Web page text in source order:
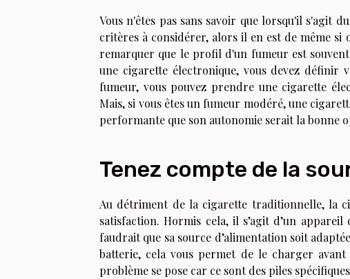
Vous n'êtes pas sans savoir que lorsqu'il s'agit
critères à considérer, alors il en est de même si
remarquer que le profil d'un fumeur est
une cigarette électronique, vous devez
fumeur, vous pouvez prendre une cigarette
Mais, si vous êtes un fumeur modéré, une
performante que son autonomie serait la bonne
Tenez compte de la
Au détriment de la cigarette traditionnelle, la
satisfaction. Hormis cela, il s’agit d’un
faudrait que sa source d’alimentation soit
batterie, cela vous permet de le charger
problème se pose car ce sont des piles